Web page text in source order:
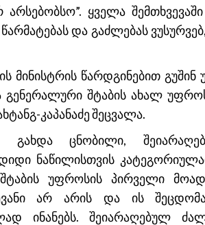
ყველა
და გაძლებას ვუსურვებ,
წარდგინებით გუშინ
გენერალური შტაბის ახალ
კაპანაძე შეცვალა.
გახდა ცნობილი,
ნაწილისთვის
უფროსის პირველი
არ არის და ის
ინანებს. შეიარაღებულ